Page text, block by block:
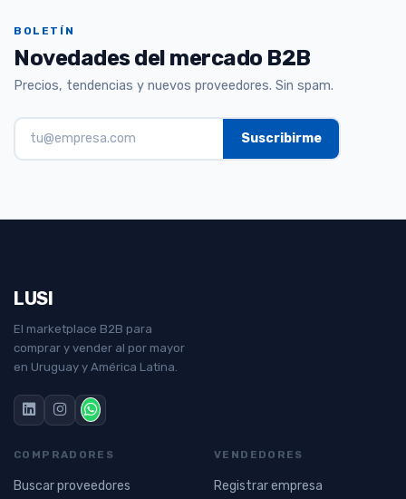
BOLETÍN
Novedades del mercado B2B
Precios, tendencias y nuevos proveedores. Sin spam.
LUSI
El marketplace B2B para
comprar y vender al por mayor
en Uruguay y América Latina.
COMPRADORES
Buscar proveedores
VENDEDORES
Registrar empresa